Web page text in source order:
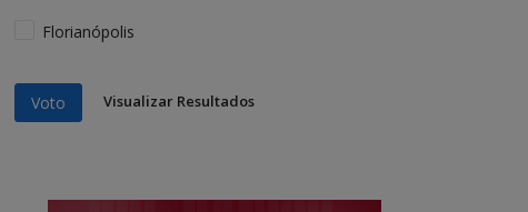
Florianópolis
Voto Visualizar Resultados